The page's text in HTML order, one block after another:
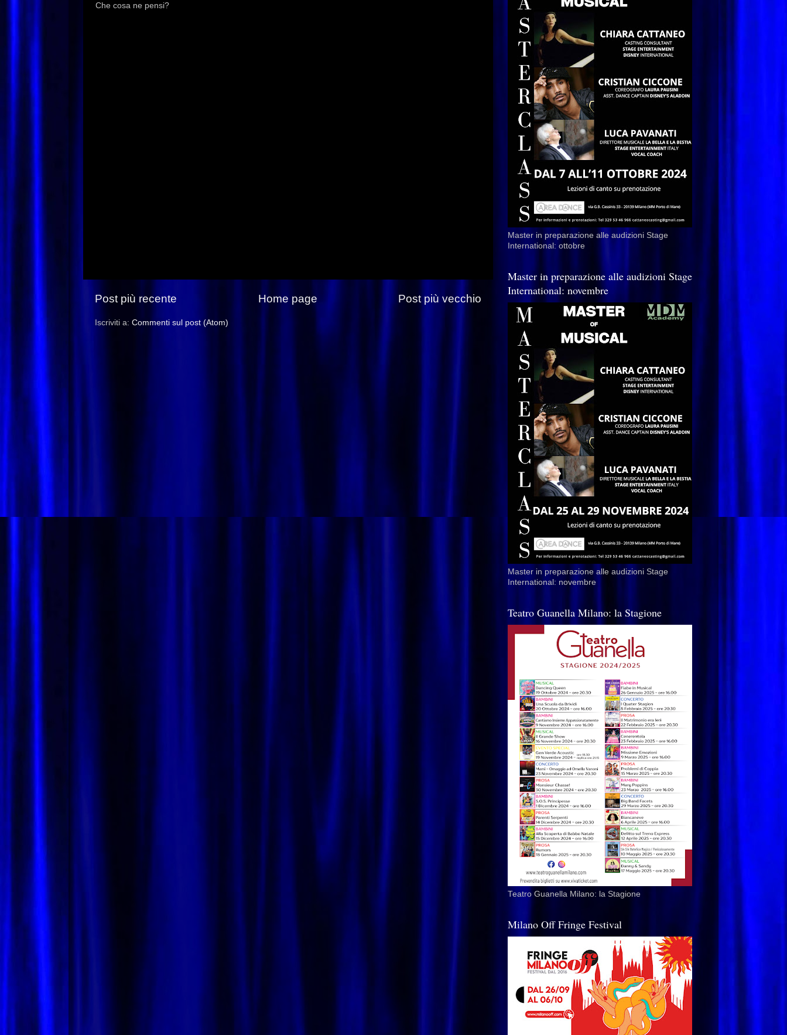
Che cosa ne pensi?
Post più recente Post più vecchio
Home page
Iscriviti a: Commenti sul post (Atom)
Master in preparazione alle audizioni Stage
International: ottobre
Master in preparazione alle audizioni Stage
International: novembre
Master in preparazione alle audizioni Stage
International: novembre
Teatro Guanella Milano: la Stagione
Teatro Guanella Milano: la Stagione
Milano Off Fringe Festival